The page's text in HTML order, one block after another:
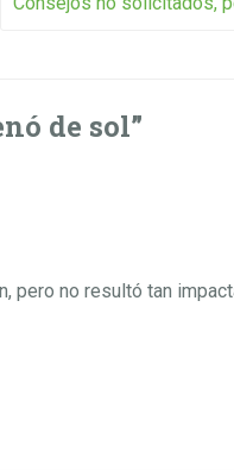
de sol”
pero no resultó tan